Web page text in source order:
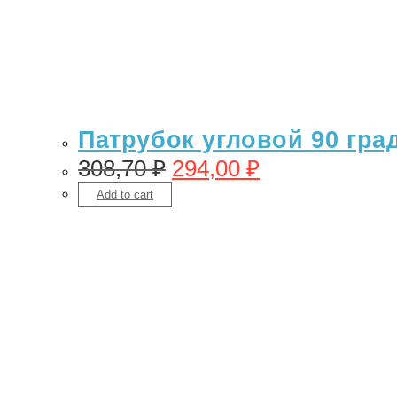
Патрубок угловой 90
308,70₽ 294,00 ₽
Add to cart